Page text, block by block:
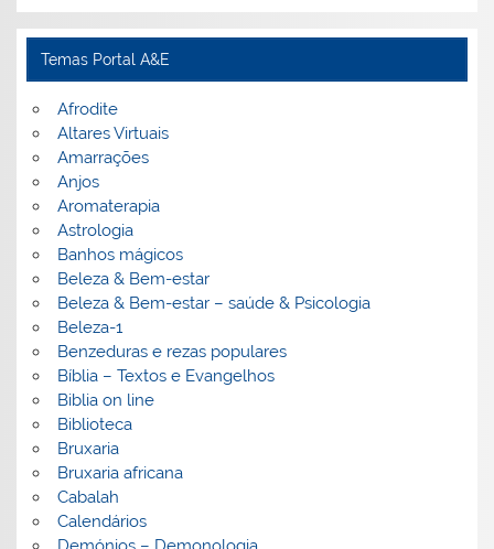
Temas Portal A&E
Afrodite
Altares Virtuais
Amarrações
Anjos
Aromaterapia
Astrologia
Banhos mágicos
Beleza & Bem-estar
Beleza & Bem-estar – saúde & Psicologia
Beleza-1
Benzeduras e rezas populares
Bíblia – Textos e Evangelhos
Biblia on line
Biblioteca
Bruxaria
Bruxaria africana
Cabalah
Calendários